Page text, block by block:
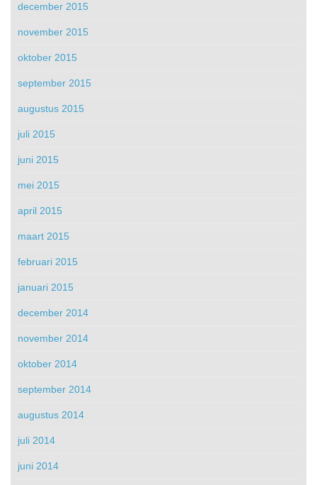
december 2015
november 2015
oktober 2015
september 2015
augustus 2015
juli 2015
juni 2015
mei 2015
april 2015
maart 2015
februari 2015
januari 2015
december 2014
november 2014
oktober 2014
september 2014
augustus 2014
juli 2014
juni 2014